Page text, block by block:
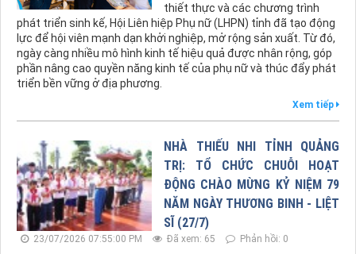
thiết thực và các chương trình
phát triển sinh kế, Hội Liên hiệp Phụ nữ (LHPN) tỉnh đã tạo động
lực để hội viên mạnh dạn khởi nghiệp, mở rộng sản xuất. Từ đó,
ngày càng nhiều mô hình kinh tế hiệu quả được nhân rộng, góp
phần nâng cao quyền năng kinh tế của phụ nữ và thúc đẩy phát
triển bền vững ở địa phương.
Xem tiếp
NHÀ THIẾU NHI TỈNH QUẢNG
TRỊ: TỔ CHỨC CHUỖI HOẠT
ĐỘNG CHÀO MỪNG KỶ NIỆM 79
NĂM NGÀY THƯƠNG BINH - LIỆT
SĨ (27/7)
23/07/2026 07:55:00 PM Đã xem: 65 Phản hồi: 0